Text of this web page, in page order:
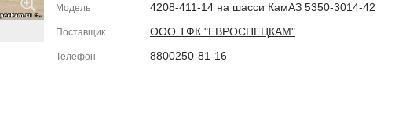
Модель 4208-411-14 на шасси КамАЗ 5350-3014-42
Поставщик ООО ТФК "ЕВРОСПЕЦКАМ"
Телефон 8800250-81-16